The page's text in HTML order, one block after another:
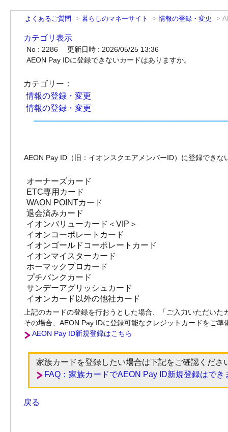
よくあるご質問 > 暮らしのマネーサイト >情報の登録・変更 >
カテゴリ表示
No : 2286
更新日時 : 2026/05/25 13:36
AEON Pay IDに登録できないカードはありますか。
カテゴリー：
情報の登録・変更
情報の登録・変更
AEON Pay ID（旧：イオンスクエアメンバーID）に登録できな
オーナーズカード
ETC専用カード
WAON POINTカード
退会済みカード
イオンバリューカード＜VIP＞
イオンコーポレートカード
イオンゴールドコーポレートカード
イオンマイスターカード
ホーマックプロカード
プチバンクカード
サンデーアグリッシュカード
イオンカード以外の他社カード
上記のカードの登録を行おうとした場合、「ご入力いただい
その場合、AEON Pay IDに登録可能なクレジットカードをご
AEON Pay ID新規登録はこちら
家族カードを登録したい場合は下記をご確認くださ
FAQ：家族カードでAEON Pay ID新規登録はで
戻る